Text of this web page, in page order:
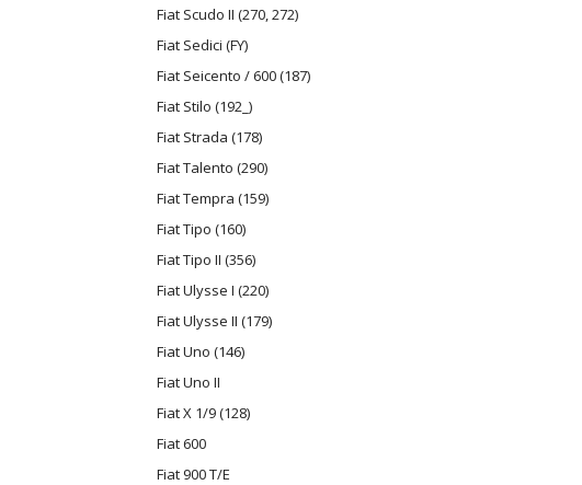
Fiat Scudo II (270, 272)
Fiat Sedici (FY)
Fiat Seicento / 600 (187)
Fiat Stilo (192_)
Fiat Strada (178)
Fiat Talento (290)
Fiat Tempra (159)
Fiat Tipo (160)
Fiat Tipo II (356)
Fiat Ulysse I (220)
Fiat Ulysse II (179)
Fiat Uno (146)
Fiat Uno II
Fiat X 1/9 (128)
Fiat 600
Fiat 900 T/E